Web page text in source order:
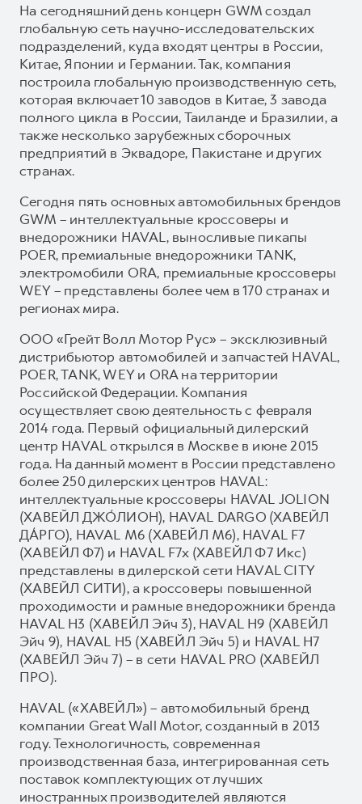
На сегодняшний день концерн GWM создал
глобальную сеть научно-исследовательских
подразделений, куда входят центры в России,
Китае, Японии и Германии. Так, компания
построила глобальную производственную сеть,
которая включает 10 заводов в Китае, 3 завода
полного цикла в России, Таиланде и Бразилии, а
также несколько зарубежных сборочных
предприятий в Эквадоре, Пакистане и других
странах.
Сегодня пять основных автомобильных брендов
GWM – интеллектуальные кроссоверы и
внедорожники HAVAL, выносливые пикапы
POER, премиальные внедорожники TANK,
электромобили ORA, премиальные кроссоверы
WEY – представлены более чем в 170 странах и
регионах мира.
ООО «Грейт Волл Мотор Рус» – эксклюзивный
дистрибьютор автомобилей и запчастей HAVAL,
POER, TANK, WEY и ORA на территории
Российской Федерации. Компания
осуществляет свою деятельность с февраля
2014 года. Первый официальный дилерский
центр HAVAL открылся в Москве в июне 2015
года. На данный момент в России представлено
более 250 дилерских центров HAVAL:
интеллектуальные кроссоверы HAVAL JOLION
(ХАВЕЙЛ ДЖО́ЛИОН), HAVAL DARGO (ХАВЕЙЛ
ДА́РГО), HAVAL М6 (ХАВЕЙЛ M6), HAVAL F7
(ХАВЕЙЛ Ф7) и HAVAL F7x (ХАВЕЙЛ Ф7 Икс)
представлены в дилерской сети HAVAL CITY
(ХАВЕЙЛ СИТИ), а кроссоверы повышенной
проходимости и рамные внедорожники бренда
HAVAL H3 (ХАВЕЙЛ Эйч 3), HAVAL H9 (ХАВЕЙЛ
Эйч 9), HAVAL H5 (ХАВЕЙЛ Эйч 5) и HAVAL H7
(ХАВЕЙЛ Эйч 7) – в сети HAVAL PRO (ХАВЕЙЛ
ПРО).
HAVAL («ХАВЕЙЛ») – автомобильный бренд
компании Great Wall Motor, созданный в 2013
году. Технологичность, современная
производственная база, интегрированная сеть
поставок комплектующих от лучших
иностранных производителей являются